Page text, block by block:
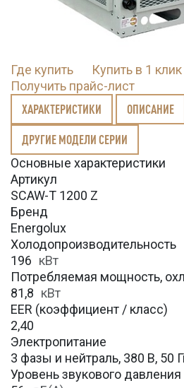
Где купить
Купить в 1 клик
Получить прайс-лист
ХАРАКТЕРИСТИКИ ОПИСАНИЕ
ДРУГИЕ МОДЕЛИ СЕРИИ
Основные характеристики
Артикул
SCAW-T 1200 Z
Бренд
Energolux
Холодопроизводительность
196 кВт
Потребляемая мощность,
81,8 кВт
EER (коэффициент / класс)
2,40
Электропитание
3 фазы и нейтраль, 380 В, 50
Уровень звукового давления